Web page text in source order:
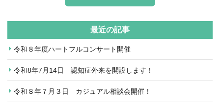
最近の記事
令和８年度ハートフルコンサート開催
令和8年7月14日 認知症外来を開設します！
令和８年７月３日 カジュアル相談会開催！